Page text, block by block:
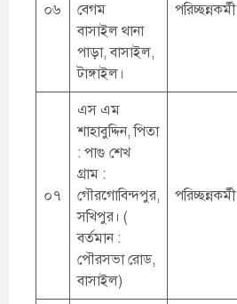
০৬
বেগম
বাসাইল থানা
পাড়া, বাসাইল,
টাঙ্গাইল।
পরিচ্ছন্নকর্মী
০৭
এস এম
শাহাবুদ্দিন, পিতা
: পাগু শেখ
গ্রাম :
গৌরগোবিন্দপুর,
সখিপুর। (
বর্তমান :
পৌরসভা রোড,
বাসাইল)
পরিচ্ছন্নকর্মী